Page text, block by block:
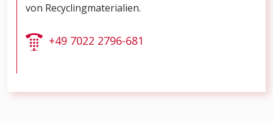
von Recyclingmaterialien.
+49 7022 2796-681